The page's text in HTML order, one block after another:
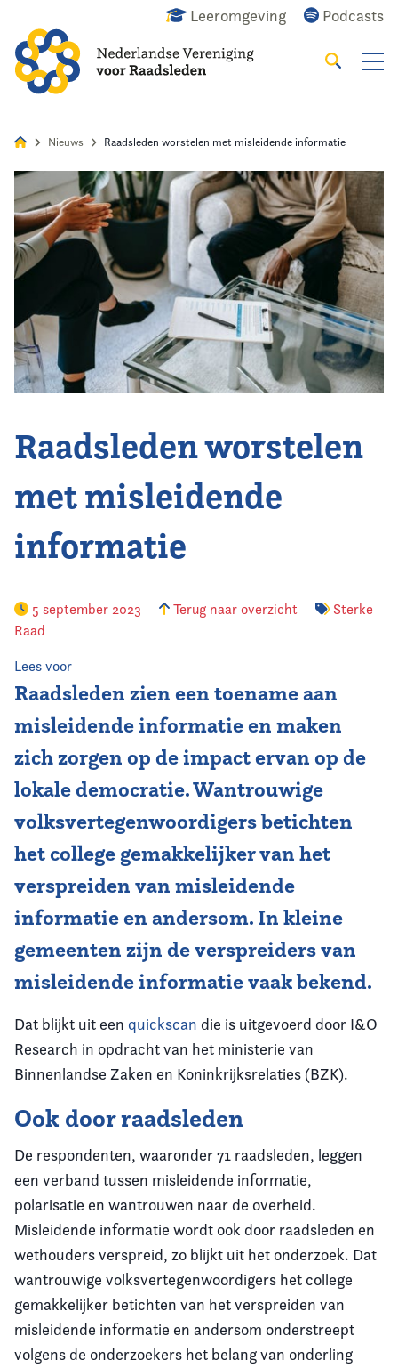
Leeromgeving Podcasts
Zoeken
Home
Agenda
Opleiding
Kennis & Informatie
Vereniging
Nieuws Raadsleden worstelen met misleidende informatie
Raadsleden worstelen
met misleidende
informatie
5 september 2023 Terug naar overzicht
Sterke
Raad
Lees voor
Raadsleden zien een toename aan
misleidende informatie en maken
zich zorgen op de impact ervan op de
lokale democratie. Wantrouwige
volksvertegenwoordigers betichten
het college gemakkelijker van het
verspreiden van misleidende
informatie en andersom. In kleine
gemeenten zijn de verspreiders van
misleidende informatie vaak bekend.
Dat blijkt uit een quickscan die is uitgevoerd door I&O
Research in opdracht van het ministerie van
Binnenlandse Zaken en Koninkrijksrelaties (BZK).
Ook door raadsleden
De respondenten, waaronder 71 raadsleden, leggen
een verband tussen misleidende informatie,
polarisatie en wantrouwen naar de overheid.
Misleidende informatie wordt ook door raadsleden en
wethouders verspreid, zo blijkt uit het onderzoek. Dat
wantrouwige volksvertegenwoordigers het college
gemakkelijker betichten van het verspreiden van
misleidende informatie en andersom onderstreept
volgens de onderzoekers het belang van onderling